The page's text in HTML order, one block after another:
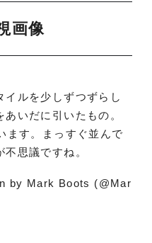
画像
イルを少しずつずらし
いだに引いたもの。
ます。まっすぐ並んで
思議ですね。
by Mark Boots (@Mar